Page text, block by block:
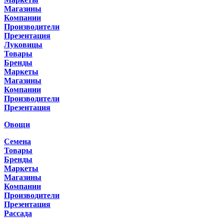
Магазины
Компании
Производители
Презентация
Луковицы
Товары
Бренды
Маркеты
Магазины
Компании
Производители
Презентация
Овощи
Семена
Товары
Бренды
Маркеты
Магазины
Компании
Производители
Презентация
Рассада